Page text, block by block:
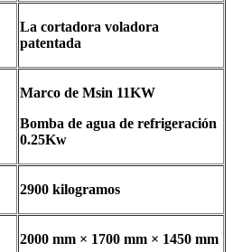
La cortadora voladora
patentada
Marco de Msin 11KW
Bomba de agua de refrigeración
0.25Kw
2900 kilogramos
2000 mm × 1700 mm × 1450 mm